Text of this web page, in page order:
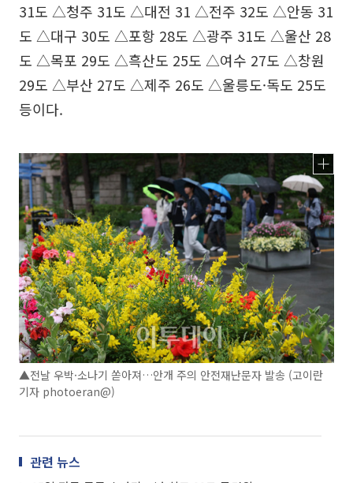
31도 △청주 31도 △대전 31 △전주 32도 △안동 31
도 △대구 30도 △포항 28도 △광주 31도 △울산 28
도 △목포 29도 △흑산도 25도 △여수 27도 △창원
29도 △부산 27도 △제주 26도 △울릉도·독도 25도
등이다.
▲전날 우박·소나기 쏟아져…안개 주의 안전재난문자 발송 (고이란
기자 photoeran@)
관련 뉴스